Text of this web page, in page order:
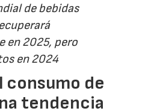
de bebidas
en 2025, pero
en 2024
consumo de
tendencia